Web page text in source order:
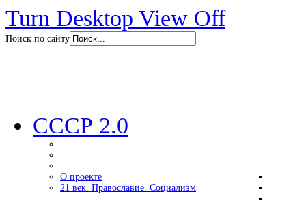
Turn Desktop View Off
Поиск по сайту
СССР 2.0
О проекте
21 век. Православие. Социализм